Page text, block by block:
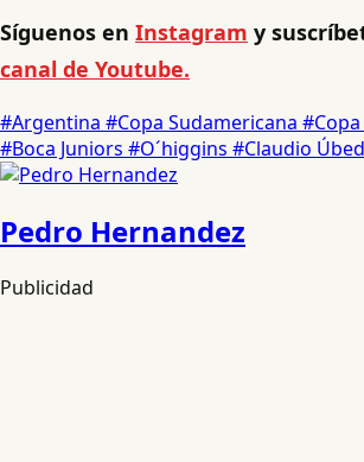
Síguenos en Instagram y
canal de Youtube.
#Argentina #Copa Sudamericana
#Boca Juniors #O´higgins #Claudio
Pedro Hernandez
Publicidad